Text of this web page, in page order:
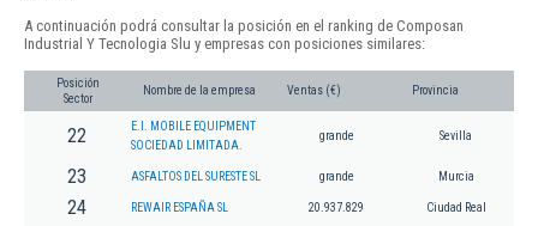
A continuación podrá consultar la posición en el ranking de Composan
Industrial Y Tecnologia Slu y empresas con posiciones similares:
Posición
Sector
Nombre de la empresa Ventas (€) Provincia
22
E.I. MOBILE EQUIPMENT
SOCIEDAD LIMITADA.
grande Sevilla
23 ASFALTOS DEL SURESTE SL grande Murcia
24 REWAIR ESPAÑA SL 20.937.829 Ciudad Real